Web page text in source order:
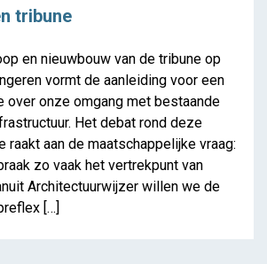
tribune
en nieuwbouw van de tribune op
vormt de aanleiding voor een
over onze omgang met bestaande
Het debat rond deze
raakt aan de maatschappelijke vraag:
zo vaak het vertrekpunt van
Architectuurwijzer willen we de
[…]